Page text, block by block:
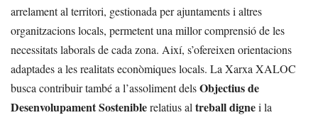
arrelament al territori, gestionada per ajuntaments i altres
organitzacions locals, permetent una millor comprensió de les
necessitats laborals de cada zona. Així, s’ofereixen orientacions
adaptades a les realitats econòmiques locals. La Xarxa XALOC
busca contribuir també a l’assoliment delsObjectius de
Desenvolupament Sosteniblerelatius al treball dignei la